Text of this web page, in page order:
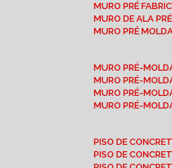
MURO PRÉ
MURO DE ALA
MURO PRÉ
MURO PRÉ-
MURO PRÉ-
MURO PRÉ-
MURO PRÉ-
PISO DE
PISO DE